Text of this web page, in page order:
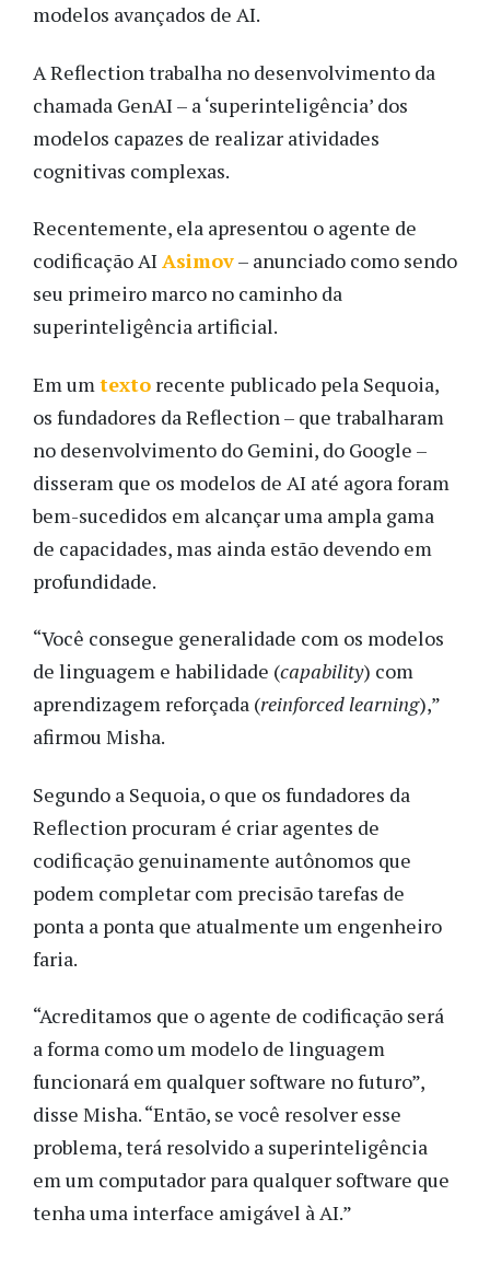
modelos avançados de AI.
A Reflection trabalha no desenvolvimento da
chamada GenAI – a ‘superinteligência’ dos
modelos capazes de realizar atividades
cognitivas complexas.
Recentemente, ela apresentou o agente de
codificação AI Asimov– anunciado como sendo
seu primeiro marco no caminho da
superinteligência artificial.
Em umtexto recente publicado pela Sequoia,
os fundadores da Reflection – que trabalharam
no desenvolvimento do Gemini, do Google –
disseram que os modelos de AI até agora foram
bem-sucedidos em alcançar uma ampla gama
de capacidades, mas ainda estão devendo em
profundidade.
“Você consegue generalidade com os modelos
de linguagem e habilidade (capability) com
aprendizagem reforçada (reinforced learning),”
afirmou Misha.
Segundo a Sequoia, o que os fundadores da
Reflection procuram é criar agentes de
codificação genuinamente autônomos que
podem completar com precisão tarefas de
ponta a ponta que atualmente um engenheiro
faria.
“Acreditamos que o agente de codificação será
a forma como um modelo de linguagem
funcionará em qualquer software no futuro”,
disse Misha. “Então, se você resolver esse
problema, terá resolvido a superinteligência
em um computador para qualquer software que
tenha uma interface amigável à AI.”